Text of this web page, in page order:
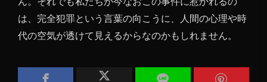
は、完全犯罪という言葉の向こうに、人間の心理や時
代の空気が透けて見えるからなのかもしれません。